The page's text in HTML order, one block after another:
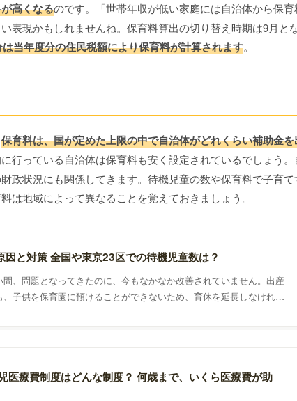
高くなるのです。「世帯年収が低い家庭には自治体から保育
表現かもしれませんね。保育料算出の切り替え時期は9月と
当年度分の住民税額により保育料が計算されます。
保育料は、国が定めた上限の中で自治体がどれくらい補助金を
行っている自治体は保育料も安く設定されているでしょう。
政状況にも関係してきます。待機児童の数や保育料で子育て
は地域によって異なることを覚えておきましょう。
因と対策 全国や東京23区での待機児童数は？
、問題となってきたのに、今もなかなか改善されていません。出産
子供を保育園に預けることができないため、育休を延長しなければ
医療費制度はどんな制度？ 何歳まで、いくら医療費が助